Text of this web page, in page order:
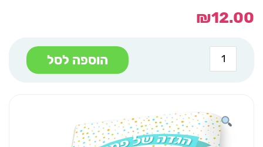
₪12.00
כמות
של
הגדה
נקודות
שם
הוספה לסל